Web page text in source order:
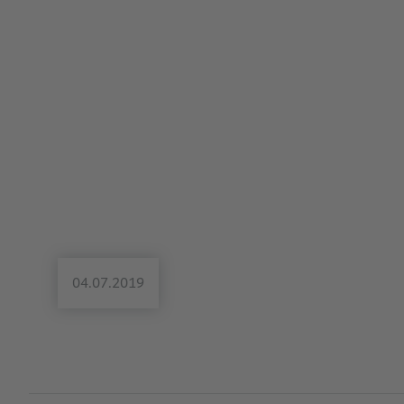
04.07.2019